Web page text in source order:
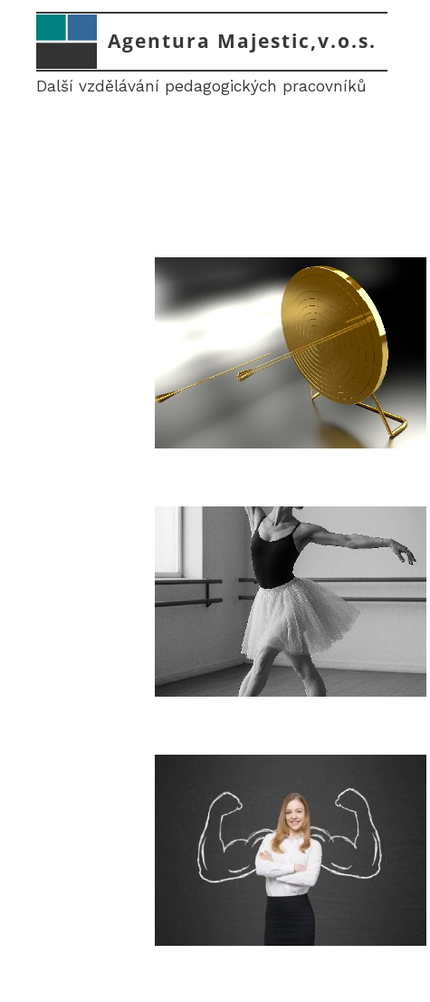
Agentura Majestic,v.o.s.
Další vzdělávání pedagogických pracovníků